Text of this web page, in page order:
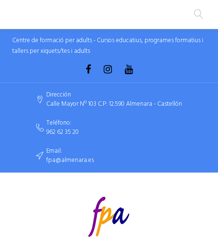
Centre de formació per adults - Cursos educatius, programes formatius i
tallers per xiquets/tes i adults
Dirección
Calle Mayor Nº 103 C.P: 12.590 Almenara - Castellón
Teléfono:
962 62 35 20
Email:
fpa@almenara.es